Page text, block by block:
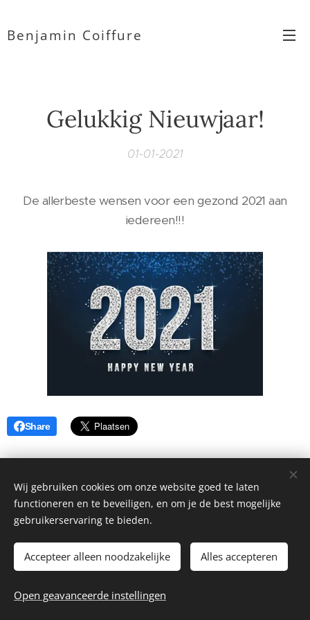
Benjamin Coiffure
Gelukkig Nieuwjaar!
01-01-2021
De allerbeste wensen voor een gezond 2021 aan
iedereen!!!
Share
Website bydry.media
Wij gebruiken cookies om onze website goed te laten
functioneren en te beveiligen, en om je de best mogelijke
gebruikerservaring te bieden.
Accepteer alleen noodzakelijke Alles accepteren
Open geavanceerde instellingen